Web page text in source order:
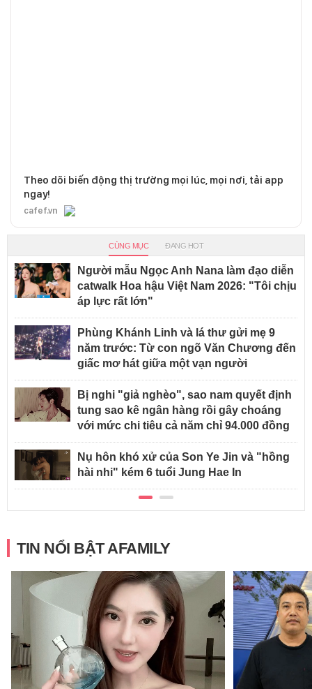
Theo dõi biến động thị trường mọi lúc, mọi nơi, tải app
ngay!
cafef.vn
CÙNG MỤC ĐANG HOT
Người mẫu Ngọc Anh Nana làm đạo diễn
catwalk Hoa hậu Việt Nam 2026: "Tôi chịu
áp lực rất lớn"
Phùng Khánh Linh và lá thư gửi mẹ 9
năm trước: Từ con ngõ Văn Chương đến
giấc mơ hát giữa một vạn người
Bị nghi "giả nghèo", sao nam quyết định
tung sao kê ngân hàng rồi gây choáng
với mức chi tiêu cả năm chỉ 94.000 đồng
Nụ hôn khó xử của Son Ye Jin và "hồng
hài nhi" kém 6 tuổi Jung Hae In
TIN NỔI BẬT AFAMILY